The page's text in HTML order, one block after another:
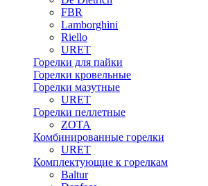
FBR
Lamborghini
Riello
URET
Горелки для пайки
Горелки кровельные
Горелки мазутные
URET
Горелки пеллетные
ZOTA
Комбинированные горелки
URET
Комплектующие к горелкам
Baltur